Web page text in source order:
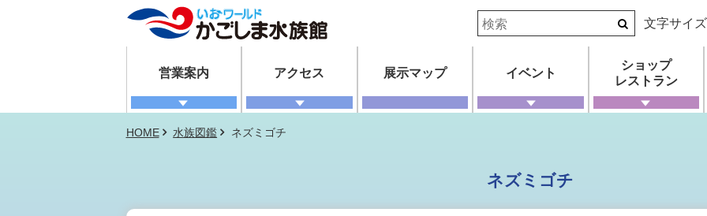
文字サイズ
営業案内 アクセス 展示マップ イベント
ショップ
レストラン
HOME 水族図鑑 ネズミゴチ
ネズミゴチ